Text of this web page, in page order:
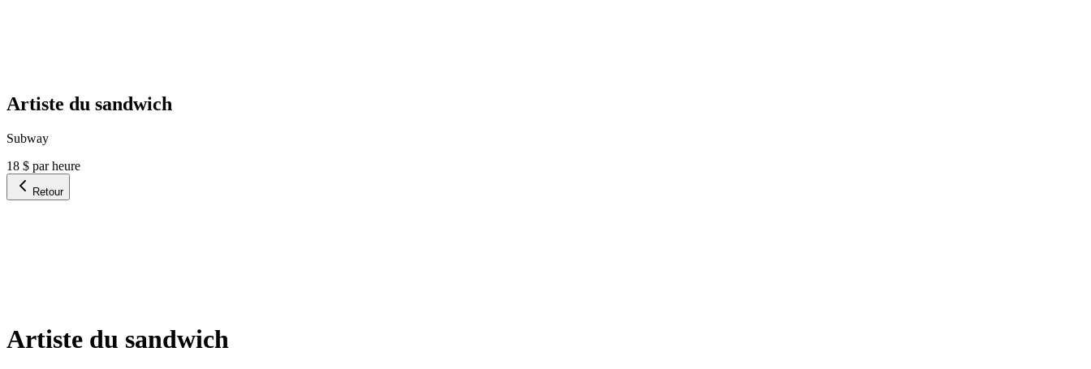
Artiste du sandwich
Subway
18 $ par heure
Retour
Artiste du sandwich